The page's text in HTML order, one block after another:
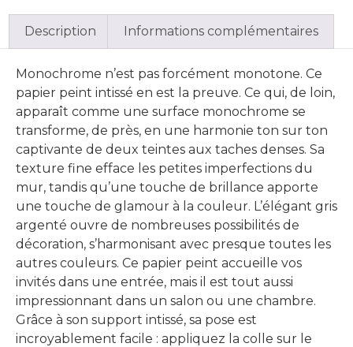
Description Informations complémentaires
Monochrome n’est pas forcément monotone. Ce
papier peint intissé en est la preuve. Ce qui, de loin,
apparaît comme une surface monochrome se
transforme, de près, en une harmonie ton sur ton
captivante de deux teintes aux taches denses. Sa
texture fine efface les petites imperfections du
mur, tandis qu’une touche de brillance apporte
une touche de glamour à la couleur. L’élégant gris
argenté ouvre de nombreuses possibilités de
décoration, s’harmonisant avec presque toutes les
autres couleurs. Ce papier peint accueille vos
invités dans une entrée, mais il est tout aussi
impressionnant dans un salon ou une chambre.
Grâce à son support intissé, sa pose est
incroyablement facile : appliquez la colle sur le